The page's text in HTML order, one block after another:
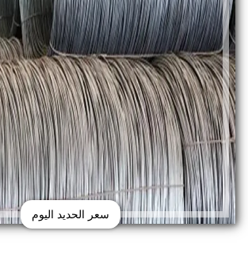
سعر الحديد اليوم